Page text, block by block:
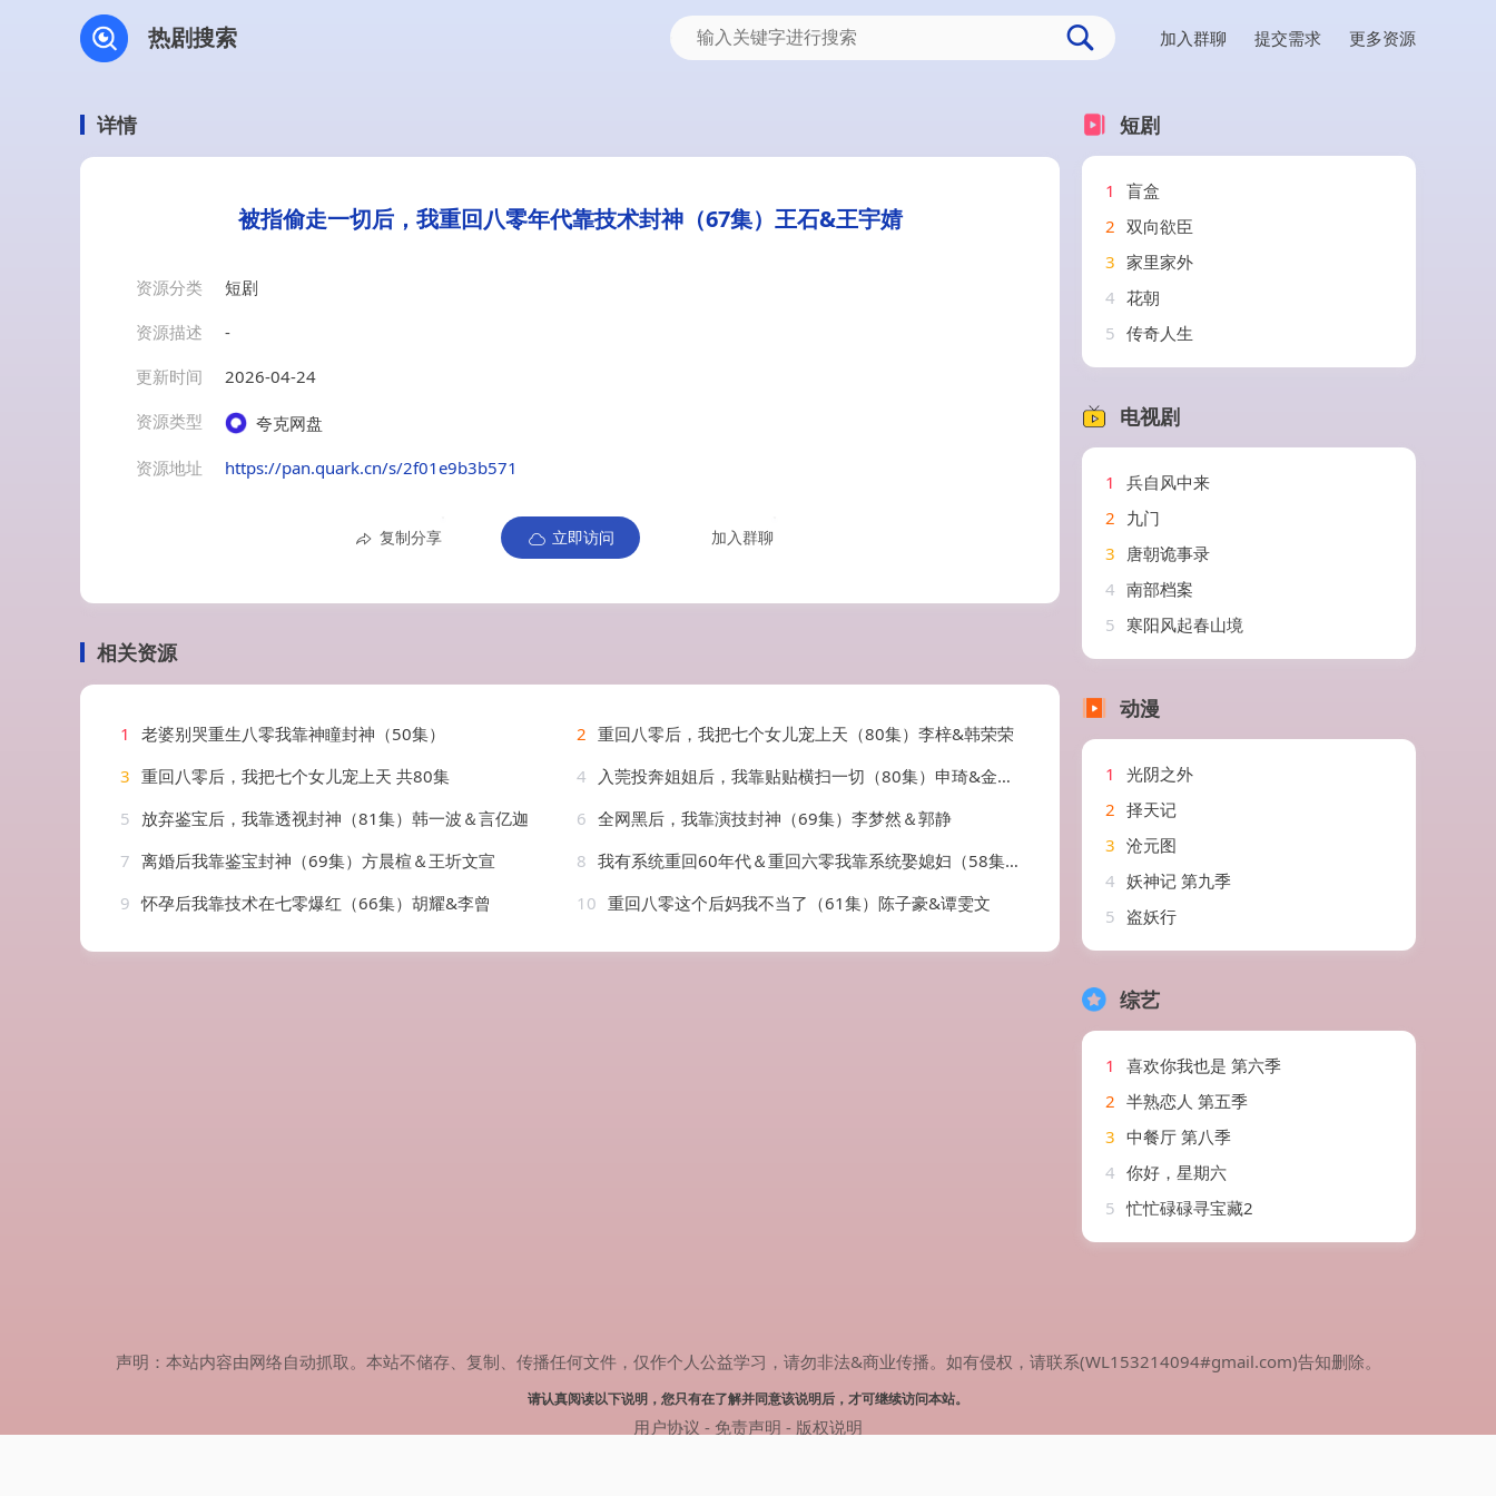
热剧搜索 加入群聊 提交需求 更多资源
详情
被指偷走一切后，我重回八零年代靠技术封神（67集）王石&王宇婧
资源分类
短剧
资源描述
-
更新时间
2026-04-24
资源类型
夸克网盘
资源地址
https://pan.quark.cn/s/2f01e9b3b571
复制分享 立即访问 加入群聊
相关资源
1 老婆别哭重生八零我靠神瞳封神（50集） 2 重回八零后，我把七个女儿宠上天（80集）李梓&韩荣荣
3 重回八零后，我把七个女儿宠上天 共80集 4
入莞投奔姐姐后，我靠贴贴横扫一切（80集）申琦&金美希
5 放弃鉴宝后，我靠透视封神（81集）韩一波＆言亿迦 6 全网黑后，我靠演技封神（69集）李梦然＆郭静
7 离婚后我靠鉴宝封神（69集）方晨楦＆王圻文宣 8 我有系统重回60年代＆重回六零我靠系统娶媳妇（58集）陆恩馨
9 怀孕后我靠技术在七零爆红（66集）胡耀&李曾 10 重回八零这个后妈我不当了（61集）陈子豪&谭雯文
短剧
1
盲盒
2 双向欲臣
3 家里家外
4 花朝
5 传奇人生
电视剧
1
兵自风中来
2 九门
3 唐朝诡事录
4 南部档案
5 寒阳风起春山境
动漫
1
光阴之外
2 择天记
3 沧元图
4 妖神记 第九季
5 盗妖行
综艺
1
喜欢你我也是 第六季
2 半熟恋人 第五季
3 中餐厅 第八季
4 你好，星期六
5 忙忙碌碌寻宝藏2
声明：本站内容由网络自动抓取。本站不储存、复制、传播任何文件，仅作个人公益学习，请勿非法&商业传播。如有侵权，请联系(WL153214094#gmail.com)告知删除。
请认真阅读以下说明，您只有在了解并同意该说明后，才可继续访问本站。
用户协议 - 免责声明 - 版权说明